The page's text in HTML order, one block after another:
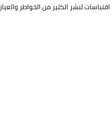
لنشر الكثير من الخواطر